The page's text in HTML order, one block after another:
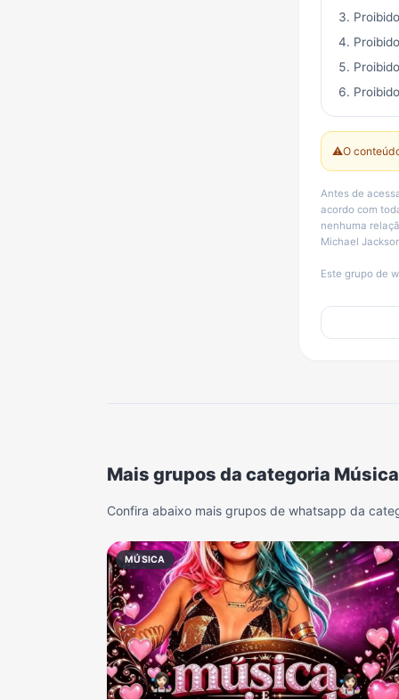
⚠️O
Antes de
acordo com
nenhuma
Michael
Este grupo de
Mais grupos da categoria Música
Confira abaixo mais grupos de whatsapp da
MÚSICA